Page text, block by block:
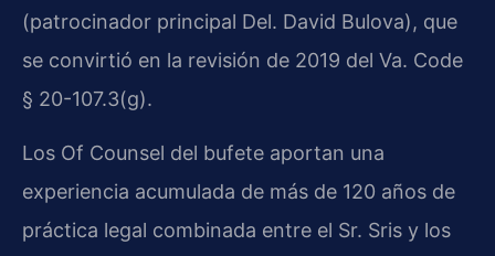
(patrocinador principal Del. David Bulova), que
se convirtió en la revisión de 2019 del Va. Code
§ 20-107.3(g).
Los Of Counsel del bufete aportan una
experiencia acumulada de más de 120 años de
práctica legal combinada entre el Sr. Sris y los